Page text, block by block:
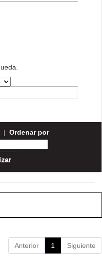
| Ordenar por
Anterior 1 Siguiente